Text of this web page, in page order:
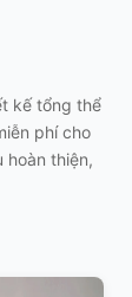
kế tổng thể
phí cho
hoàn thiện,